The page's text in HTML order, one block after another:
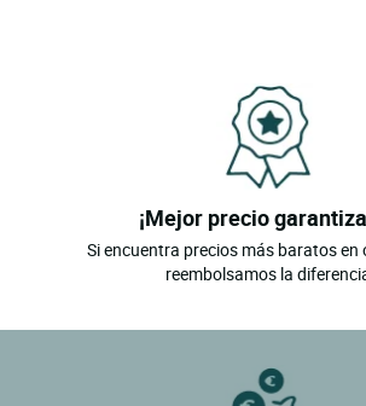
¡Mejor precio
Si encuentra precios más baratos en
reembolsamos la